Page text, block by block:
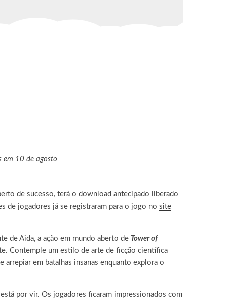
em 10 de agosto
de sucesso, terá o download antecipado liberado
de jogadores já se registraram para o jogo no site
de Aida, a ação em mundo aberto de Tower of
Contemple um estilo de arte de ficção científica
em batalhas insanas enquanto explora o
por vir. Os jogadores ficaram impressionados com